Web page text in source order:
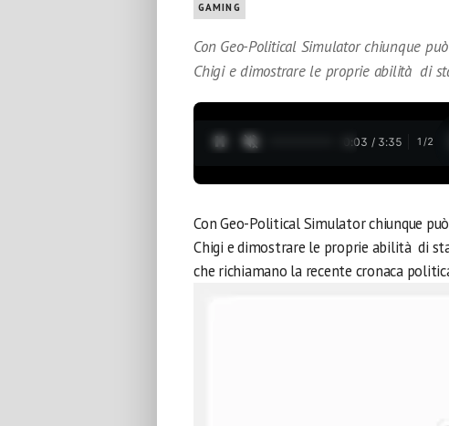
GAMING
Con Geo-Political Simulator chiunque
Chigi e dimostrare le proprie abilità di
0:04 / 3:35 1 /2
Con Geo-Political Simulator chiunque
Chigi e dimostrare le proprie abilità di
che richiamano la recente cronaca